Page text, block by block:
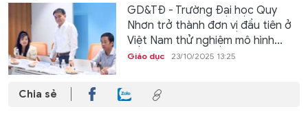
GD&TĐ - Trường Đại học Quy
Nhơn trở thành đơn vị đầu tiên ở
Việt Nam thử nghiệm mô hình...
Giáo dục 23/10/2025 13:25
Chia sẻ